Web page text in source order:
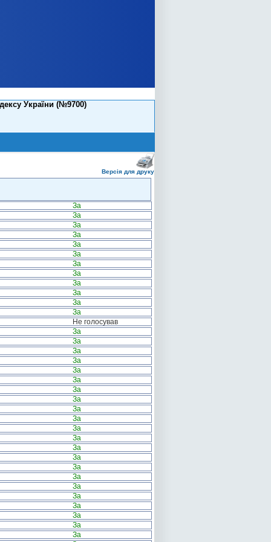
України (№9700)
Версія для друку
За
За
За
За
За
За
За
За
За
За
За
За
Не голосував
За
За
За
За
За
За
За
За
За
За
За
За
За
За
За
За
За
За
За
За
За
За